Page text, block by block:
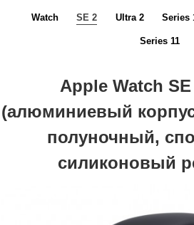
Watch SE 2 Ultra 2 Series
Series 11
Apple Watch
(алюминиевый
полуночный,
силиконовый